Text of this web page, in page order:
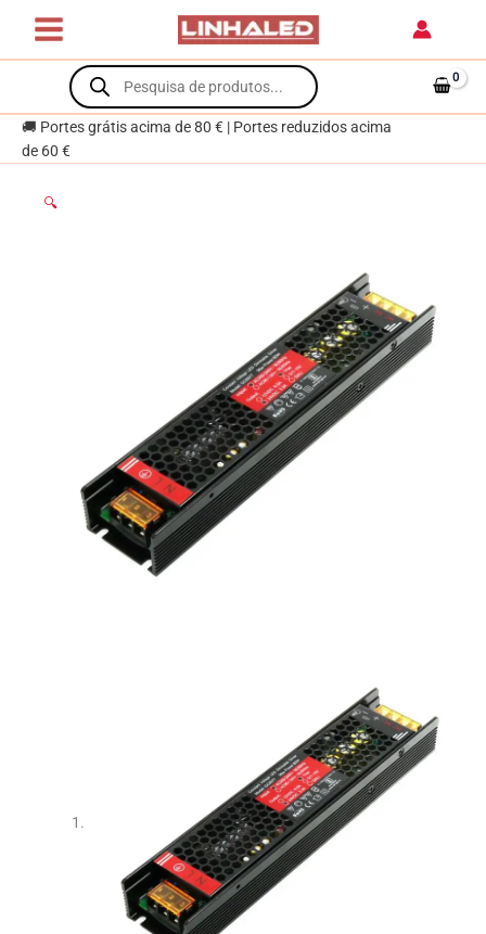
content
Products
search
🚚 Portes grátis acima de 80 € | Portes reduzidos acima
de 60 €
🔍
Regulável
TRIAC
para
Fitas
Led